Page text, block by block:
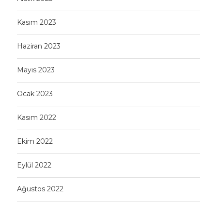
Kasım 2023
Haziran 2023
Mayıs 2023
Ocak 2023
Kasım 2022
Ekim 2022
Eylül 2022
Ağustos 2022